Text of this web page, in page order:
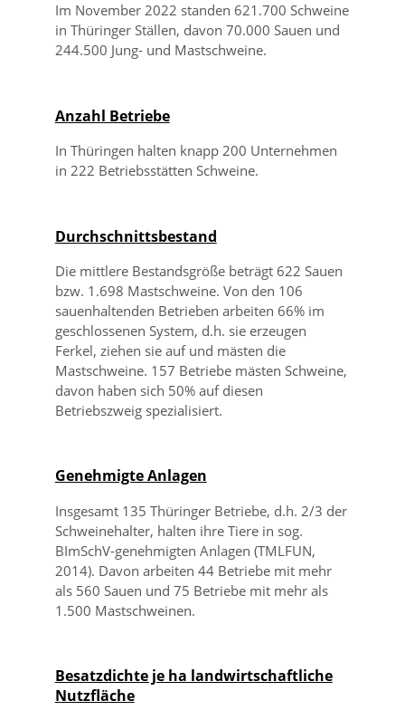
Im November 2022 standen 621.700 Schweine
in Thüringer Ställen, davon 70.000 Sauen und
244.500 Jung- und Mastschweine.
Anzahl Betriebe
In Thüringen halten knapp 200 Unternehmen
in 222 Betriebsstätten Schweine.
Durchschnittsbestand
Die mittlere Bestandsgröße beträgt 622 Sauen
bzw. 1.698 Mastschweine. Von den 106
sauenhaltenden Betrieben arbeiten 66% im
geschlossenen System, d.h. sie erzeugen
Ferkel, ziehen sie auf und mästen die
Mastschweine. 157 Betriebe mästen Schweine,
davon haben sich 50% auf diesen
Betriebszweig spezialisiert.
Genehmigte Anlagen
Insgesamt 135 Thüringer Betriebe, d.h. 2/3 der
Schweinehalter, halten ihre Tiere in sog.
BImSchV-genehmigten Anlagen (TMLFUN,
2014). Davon arbeiten 44 Betriebe mit mehr
als 560 Sauen und 75 Betriebe mit mehr als
1.500 Mastschweinen.
Besatzdichte je ha landwirtschaftliche
Nutzfläche